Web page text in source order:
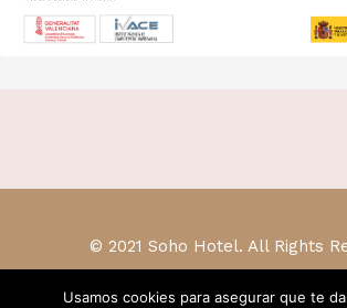
© 2021 Soho Hotel. All Rights
Usamos cookies para asegurar que te